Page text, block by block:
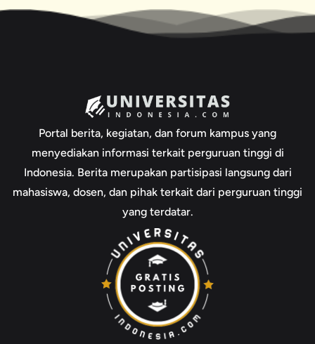
Portal berita, kegiatan, dan forum kampus yang
menyediakan informasi terkait perguruan tinggi di
Indonesia. Berita merupakan partisipasi langsung dari
mahasiswa, dosen, dan pihak terkait dari perguruan tinggi
yang terdatar.